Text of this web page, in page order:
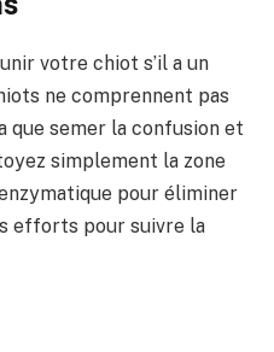
votre chiot s’il a un
ne comprennent pas
que semer la confusion et
simplement la zone
pour éliminer
efforts pour suivre la